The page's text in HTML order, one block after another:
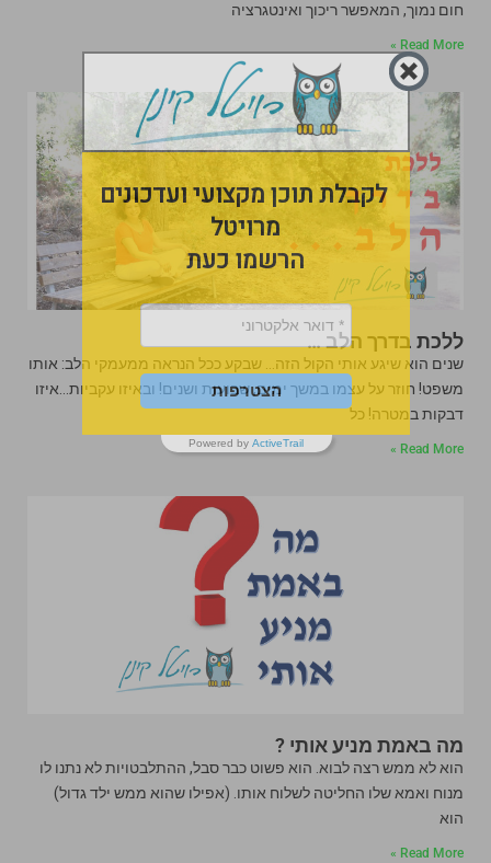
חום נמוך, המאפשר ריכוך ואינטגרציה
Read More »
ללכת בדרך הלב …
שנים הוא שיגע אותי הקול הזה… שבקע ככל הנראה ממעמקי הלב: אותו
משפט! חוזר על עצמו במשך ימים, שבועות ושנים! ובאיזו עקביות…איזו
דבקות במטרה! כל
Read More »
מה באמת מניע אותי ?
הוא לא ממש רצה לבוא. הוא פשוט כבר סבל, ההתלבטויות לא נתנו לו
מנוח ואמא שלו החליטה לשלוח אותו. (אפילו שהוא ממש ילד גדול)
הוא
Read More »
לקבלת תוכן מקצועי ועדכונים
מרויטל
הרשמו כעת
הצטרפות
Powered by ActiveTrail